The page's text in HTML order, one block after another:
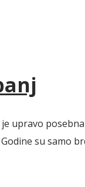
upravo
su samo